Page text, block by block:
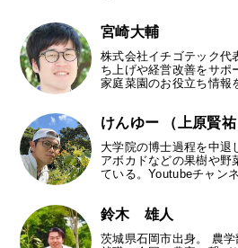
宮崎大輔
株式会社イチゴテック代
ち上げや経営改善をサポ
家庭菜園のお役立ち情報
けんゆー （上原賢祐
大学院の博士過程を中退
アボカドなどの果樹や野
ている。Youtubeチャン
鈴木 雄人
茨城県石岡市出身。 農